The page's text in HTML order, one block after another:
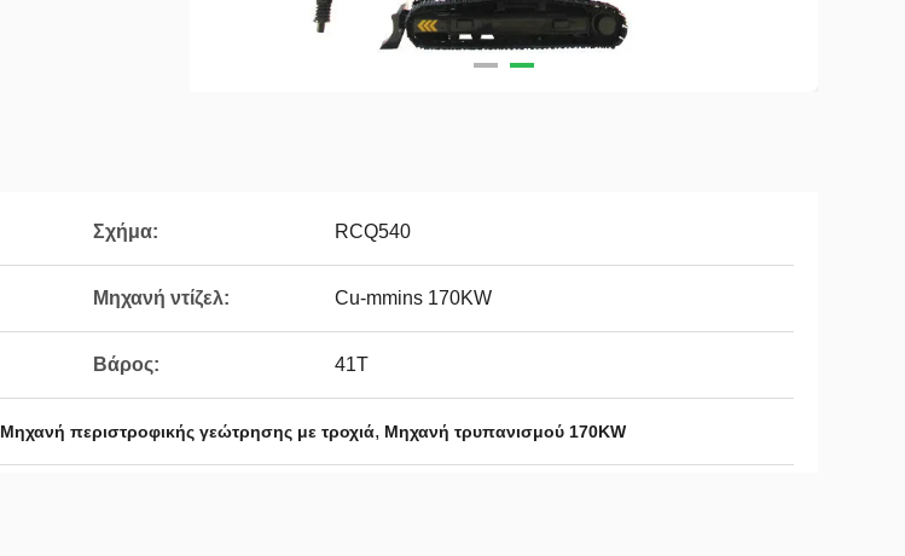
Σχήμα: RCQ540
Μηχανή ντίζελ: Cu-mmins 170KW
Βάρος: 41Τ
Μηχανή περιστροφικής γεώτρησης με τροχιά, Μηχανή τρυπανισμού 170KW